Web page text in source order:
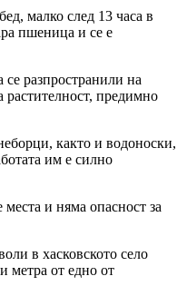
малко след 13 часа в
пшеница и се е
разпространили на
предимно
както и водоноски,
им е силно
и няма опасност за
в хасковското село
метра от едно от